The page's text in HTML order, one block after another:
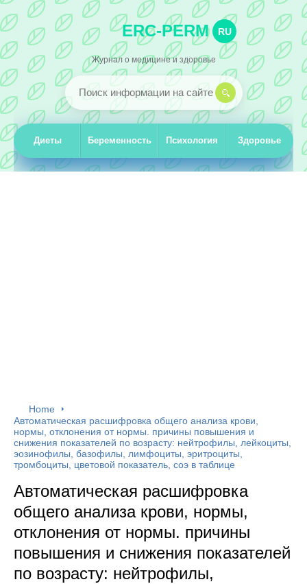
ERC-PERM RU
Журнал о медицине и здоровье
Диеты Беременность Психология Здоровье
Home
Автоматическая расшифровка общего анализа крови,
нормы, отклонения от нормы. причины повышения и
снижения показателей по возрасту: нейтрофилы, лейкоциты,
эозинофилы, базофилы, лимфоциты, эритроциты,
тромбоциты, цветовой показатель, соэ в таблице
Автоматическая расшифровка
общего анализа крови, нормы,
отклонения от нормы. причины
повышения и снижения показателей
по возрасту: нейтрофилы,